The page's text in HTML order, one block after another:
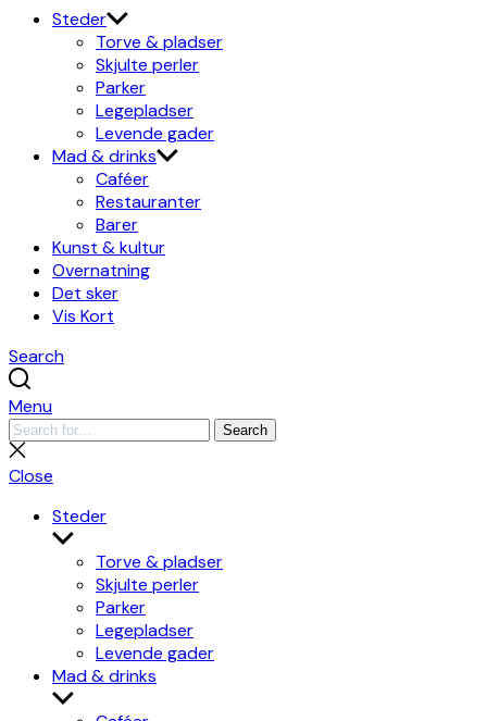
Steder
Torve & pladser
Skjulte perler
Parker
Legepladser
Levende gader
Mad & drinks
Caféer
Restauranter
Barer
Kunst & kultur
Overnatning
Det sker
Vis Kort
Search
Menu
Search
for:
Search
Close
search
Close
Steder
Show
sub
menu
Torve & pladser
Skjulte perler
Parker
Legepladser
Levende gader
Mad & drinks
Show